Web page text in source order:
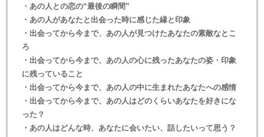
・あの人との恋の“最後の瞬間”
・あの人があなたと出会った時に感じた縁と印象
・出会ってから今まで、あの人が見つけたあなたの素敵なとこ
ろ
・出会ってから今まで、あの人の心に残ったあなたの姿・印象
に残っていること
・出会ってから今まで、あの人の中に生まれたあなたへの感情
・出会ってから今まで、あの人はどのくらいあなたを好きにな
った？
・あの人はどんな時、あなたに会いたい、話したいって思う？